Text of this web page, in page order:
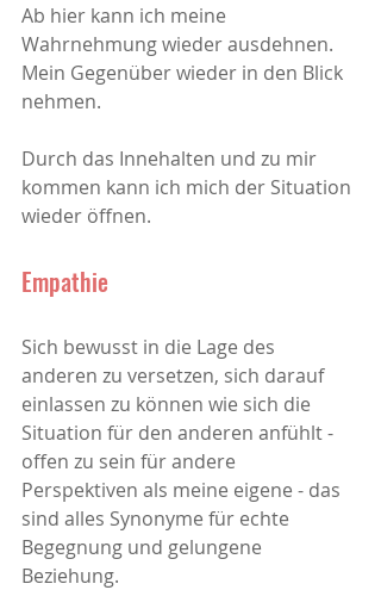
Ab hier kann ich meine
Wahrnehmung wieder ausdehnen.
Mein Gegenüber wieder in den Blick
nehmen.
Durch das Innehalten und zu mir
kommen kann ich mich der Situation
wieder öffnen.
Empathie
Sich bewusst in die Lage des
anderen zu versetzen, sich darauf
einlassen zu können wie sich die
Situation für den anderen anfühlt -
offen zu sein für andere
Perspektiven als meine eigene - das
sind alles Synonyme für echte
Begegnung und gelungene
Beziehung.